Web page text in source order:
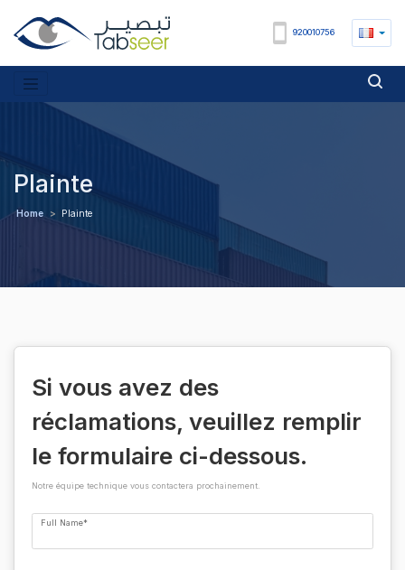
920010756
Plainte
Home > Plainte
Si vous avez des
réclamations, veuillez remplir
le formulaire ci-dessous.
Notre équipe technique vous contactera prochainement.
Full Name*